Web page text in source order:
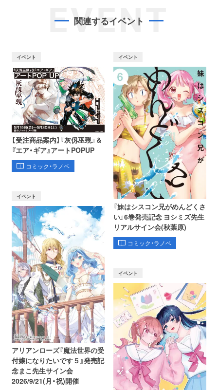
EVENT
関連するイベント
イベント
【受注商品案内】『灰仭巫覡』＆
『エア・ギア』アートPOPUP
コミック・ラノベ
イベント
『妹はシスコン兄がめんどくさ
い』6巻発売記念 ヨシミズ先生
リアルサイン会(秋葉原)
コミック・ラノベ
イベント
アリアンローズ『魔法世界の受
付嬢になりたいです５』発売記
念まこ先生サイン会
2026/9/21(月・祝)開催
イベント